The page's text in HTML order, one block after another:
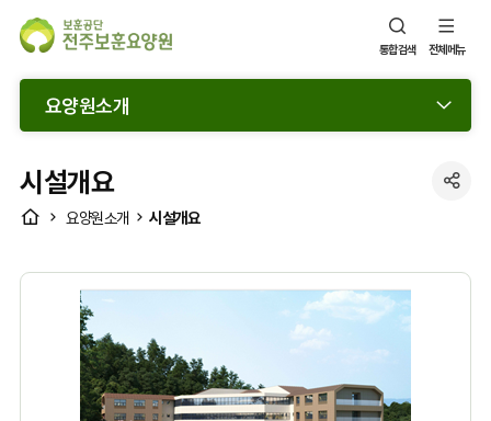
통합검색 전체메뉴
요양원소개
시설개요
HOME 요양원소개 시설개요
SNS
열